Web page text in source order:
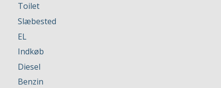
Toilet
Slæbested
EL
Indkøb
Diesel
Benzin